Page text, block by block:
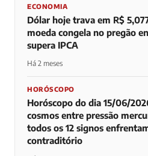
ECONOMIA
Dólar hoje trava em R$
moeda congela no pregão
supera IPCA
Há 2 meses
HORÓSCOPO
Horóscopo do dia 15/06/
cosmos entre pressão
todos os 12 signos
contraditório